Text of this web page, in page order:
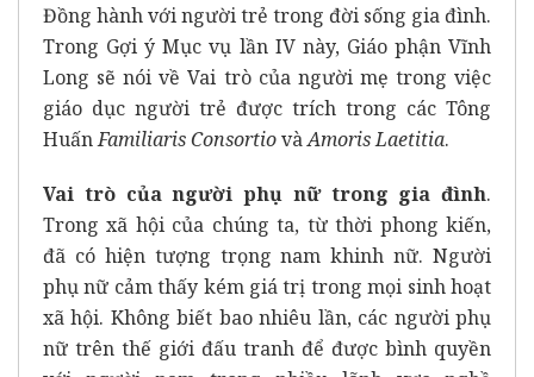
Đồng hành với người trẻ trong đời sống gia đình.
Trong Gợi ý Mục vụ lần IV này, Giáo phận Vĩnh
Long sẽ nói về Vai trò của người mẹ trong việc
giáo dục người trẻ được trích trong các Tông
HuấnFamiliaris ConsortiovàAmoris Laetitia.
Vai trò của người phụ nữ trong gia đình.
Trong xã hội của chúng ta, từ thời phong kiến,
đã có hiện tượng trọng nam khinh nữ. Người
phụ nữ cảm thấy kém giá trị trong mọi sinh hoạt
xã hội. Không biết bao nhiêu lần, các người phụ
nữ trên thế giới đấu tranh để được bình quyền